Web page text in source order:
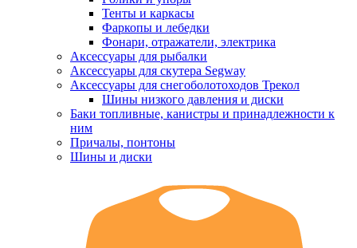
Тенты и каркасы
Фаркопы и лебедки
Фонари, отражатели, электрика
Аксессуары для рыбалки
Аксессуары для скутера Segway
Аксессуары для снегоболотоходов Трекол
Шины низкого давления и диски
Баки топливные, канистры и принадлежности к
ним
Причалы, понтоны
Шины и диски